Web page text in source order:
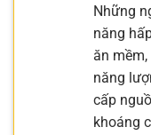
Những
năng
ăn
năng
cấp
khoáng